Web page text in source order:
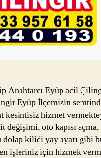
Anahtarcı Eyüp acil
Eyüp İlçemizin
kesintisiz hizmet
değişimi, oto kapısı
dolap kilidi yay ayarı gibi
işleriniz için hizmek